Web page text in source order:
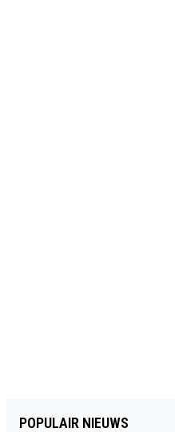
POPULAIR NIEUWS